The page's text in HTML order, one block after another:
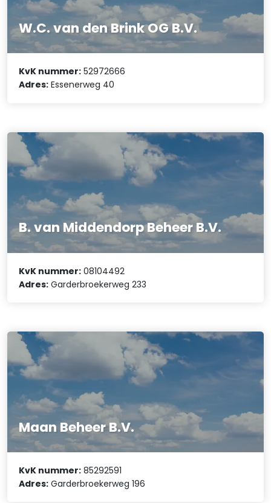
W.C. van den Brink OG B.V.
KvK nummer: 52972666
Adres: Essenerweg 40
B. van Middendorp Beheer B.V.
KvK nummer: 08104492
Adres: Garderbroekerweg 233
Maan Beheer B.V.
KvK nummer: 85292591
Adres: Garderbroekerweg 196